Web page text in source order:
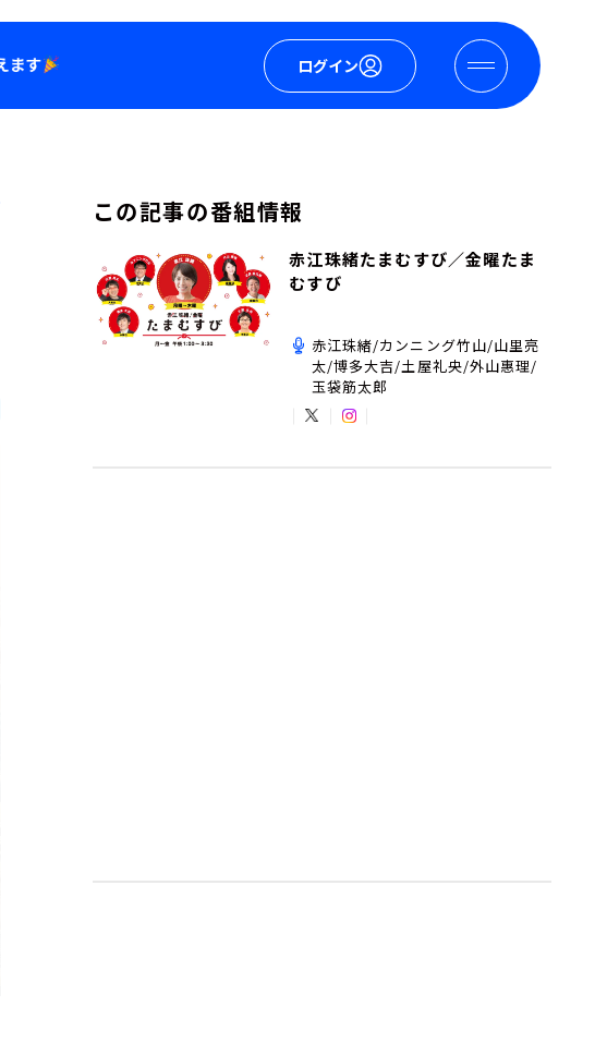
ログイン
この記事の番組情報
赤江珠緒たまむすび／金曜たま
むすび
赤江珠緒/カンニング竹山/山里亮
太/博多大吉/土屋礼央/外山惠理/
玉袋筋太郎